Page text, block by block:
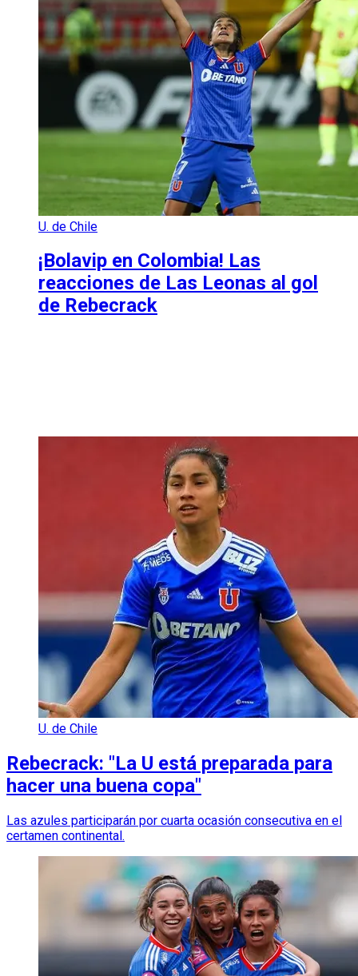
U. de Chile
¡Bolavip en Colombia! Las
reacciones de Las Leonas al gol
de Rebecrack
U. de Chile
Rebecrack: "La U está preparada para
hacer una buena copa"
Las azules participarán por cuarta ocasión consecutiva en el
certamen continental.